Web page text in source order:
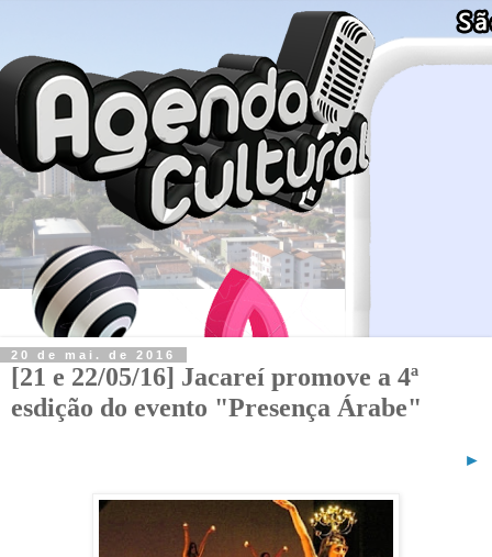
20 de mai. de 2016
[21 e 22/05/16] Jacareí promove a 4ª
esdição do evento "Presença Árabe"
►